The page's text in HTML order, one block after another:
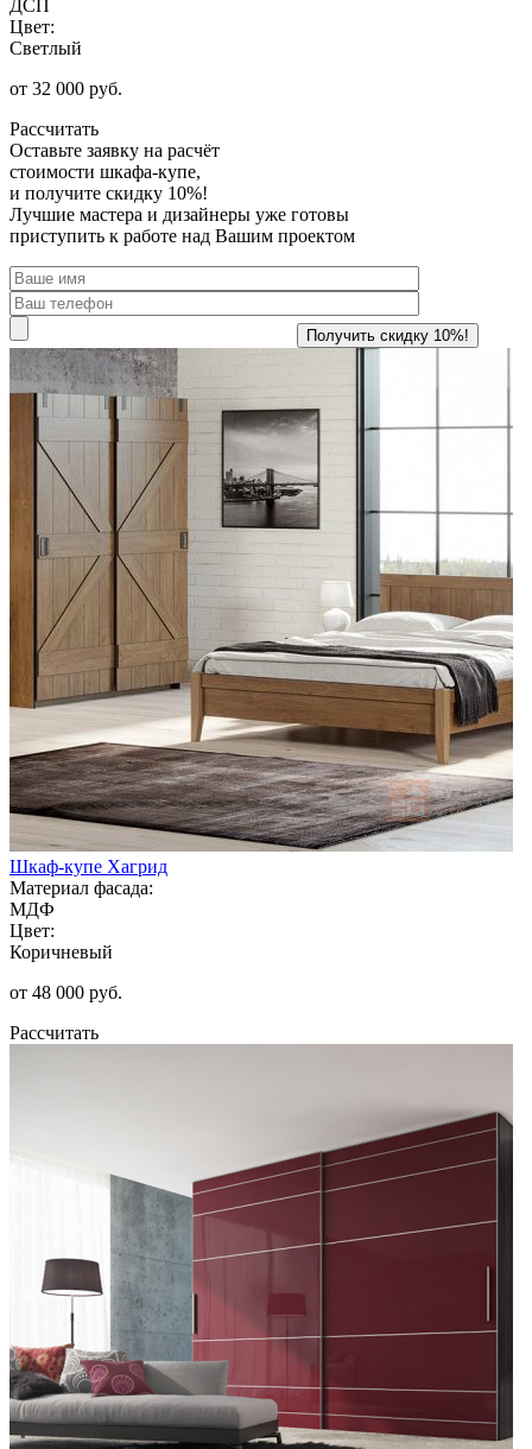
ДСП
Цвет:
Светлый
от 32 000 руб.
Рассчитать
Оставьте заявку на расчёт
стоимости шкафа-купе,
и получите скидку 10%!
Лучшие мастера и дизайнеры уже готовы
приступить к работе над Вашим проектом
Шкаф-купе Хагрид
Материал фасада:
МДФ
Цвет:
Коричневый
от 48 000 руб.
Рассчитать